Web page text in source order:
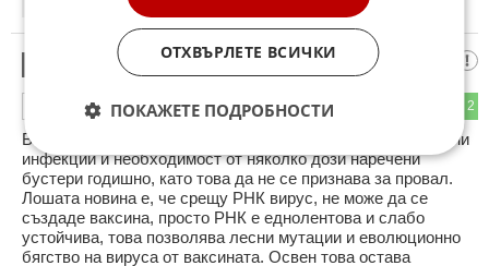
16.06.2026
Провалът на мРНК
2
ОТГОВОР
Ваксини с авангардни биотехнологии, допускащи пробивни
инфекции и необходимост от няколко дози наречени
бустери годишно, като това да не се признава за провал.
Лошата новина е, че срещу РНК вирус, не може да се
създаде ваксина, просто РНК е еднолентова и слабо
устойчива, това позволява лесни мутации и еволюционно
бягство на вируса от ваксината. Освен това остава
ОТХВЪРЛЕТЕ ВСИЧКИ
ПОКАЖЕТЕ ПОДРОБНОСТИ